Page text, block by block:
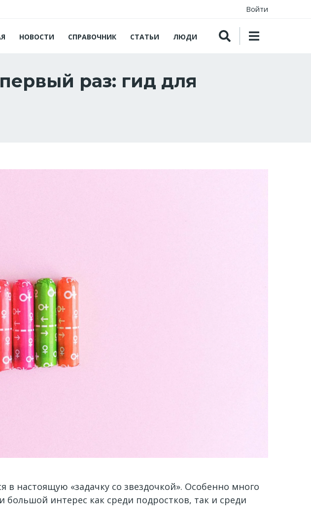
Войти
НОВОСТИ СПРАВОЧНИК СТАТЬИ ЛЮДИ
раз: гид для
настоящую «задачку со звездочкой». Особенно много
интерес как среди подростков, так и среди